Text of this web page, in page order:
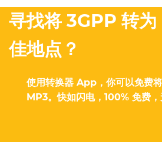
寻找将 3GPP 转
佳地点？
使用转换器 App，你可以免费
MP3。快如闪电，100% 免费，